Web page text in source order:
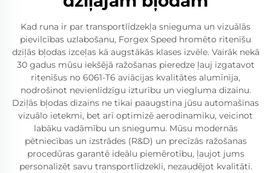
Kad runa ir par transportlīdzekļa snieguma un vizuālās
pievilcības uzlabošanu, Forgex Speed hromēto ritenīšu
dziļās bļodas izceļas kā augstākās klases izvēle. Vairāk nekā
30 gadus mūsu iekšējā ražošanas pieredze ļauj izgatavot
ritenīšus no 6061-T6 aviācijas kvalitātes alumīnija,
nodrošinot nevienlīdzīgu izturību un viegluma dizainu.
Dziļās bļodas dizains ne tikai paaugstina jūsu automašīnas
vizuālo ietekmi, bet arī optimizē aerodinamiku, veicinot
labāku vadāmību un sniegumu. Mūsu modernās
pētniecības un izstrādes (R&D) un precīzās ražošanas
procedūras garantē ideālu piemērotību, ļaujot jums
personalizēt savu transportlīdzekli, nezaudējot kvalitāti.